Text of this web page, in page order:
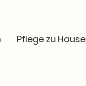
Pflege zu Hause